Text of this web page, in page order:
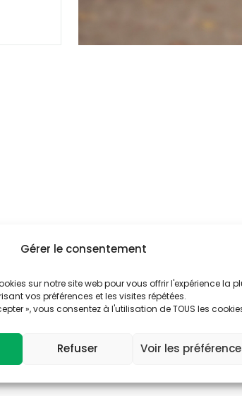
Gérer le consentement
sur notre site web pour vous offrir l'expérience la
vos préférences et les visites répétées.
», vous consentez à l'utilisation de TOUS les
Refuser Voir les